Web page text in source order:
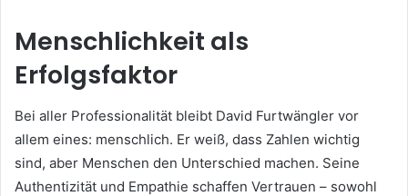
Menschlichkeit als
Erfolgsfaktor
Bei aller Professionalität bleibt David Furtwängler vor
allem eines: menschlich. Er weiß, dass Zahlen wichtig
sind, aber Menschen den Unterschied machen. Seine
Authentizität und Empathie schaffen Vertrauen – sowohl